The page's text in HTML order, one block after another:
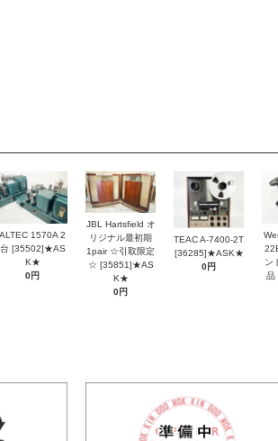
ALTEC 1570A 2
台 [35502]★AS
K★
0円
JBL Hartsfield オ
リジナル最初期
1pair ☆引取限定
☆ [35851]★AS
K★
0円
TEAC A-7400-2T
[36285]★ASK★
0円
ン
品